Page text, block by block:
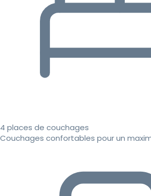
4 places de couchages
Couchages confortables pour un